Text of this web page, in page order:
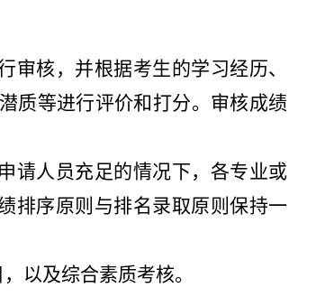
核，并根据考生的学习经历、
质等进行评价和打分。审核成绩
请人员充足的情况下，各专业或
排序原则与排名录取原则保持一
以及综合素质考核。